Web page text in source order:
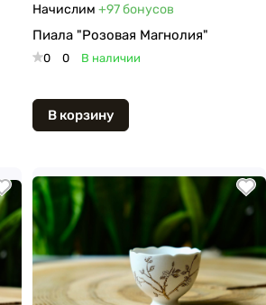
Начислим +97бонусов
Пиала "Розовая Магнолия"
0 0 В наличии
В корзину